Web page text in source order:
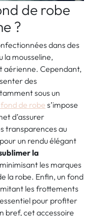
de robe
?
dans des
la mousseline,
aérienne. Cependant,
des
sous un
de robe s’impose
d’assurer
transparences au
un rendu élégant
la
les marques
la robe. Enfin, un fond
les frottements
pour profiter
bref, cet accessoire